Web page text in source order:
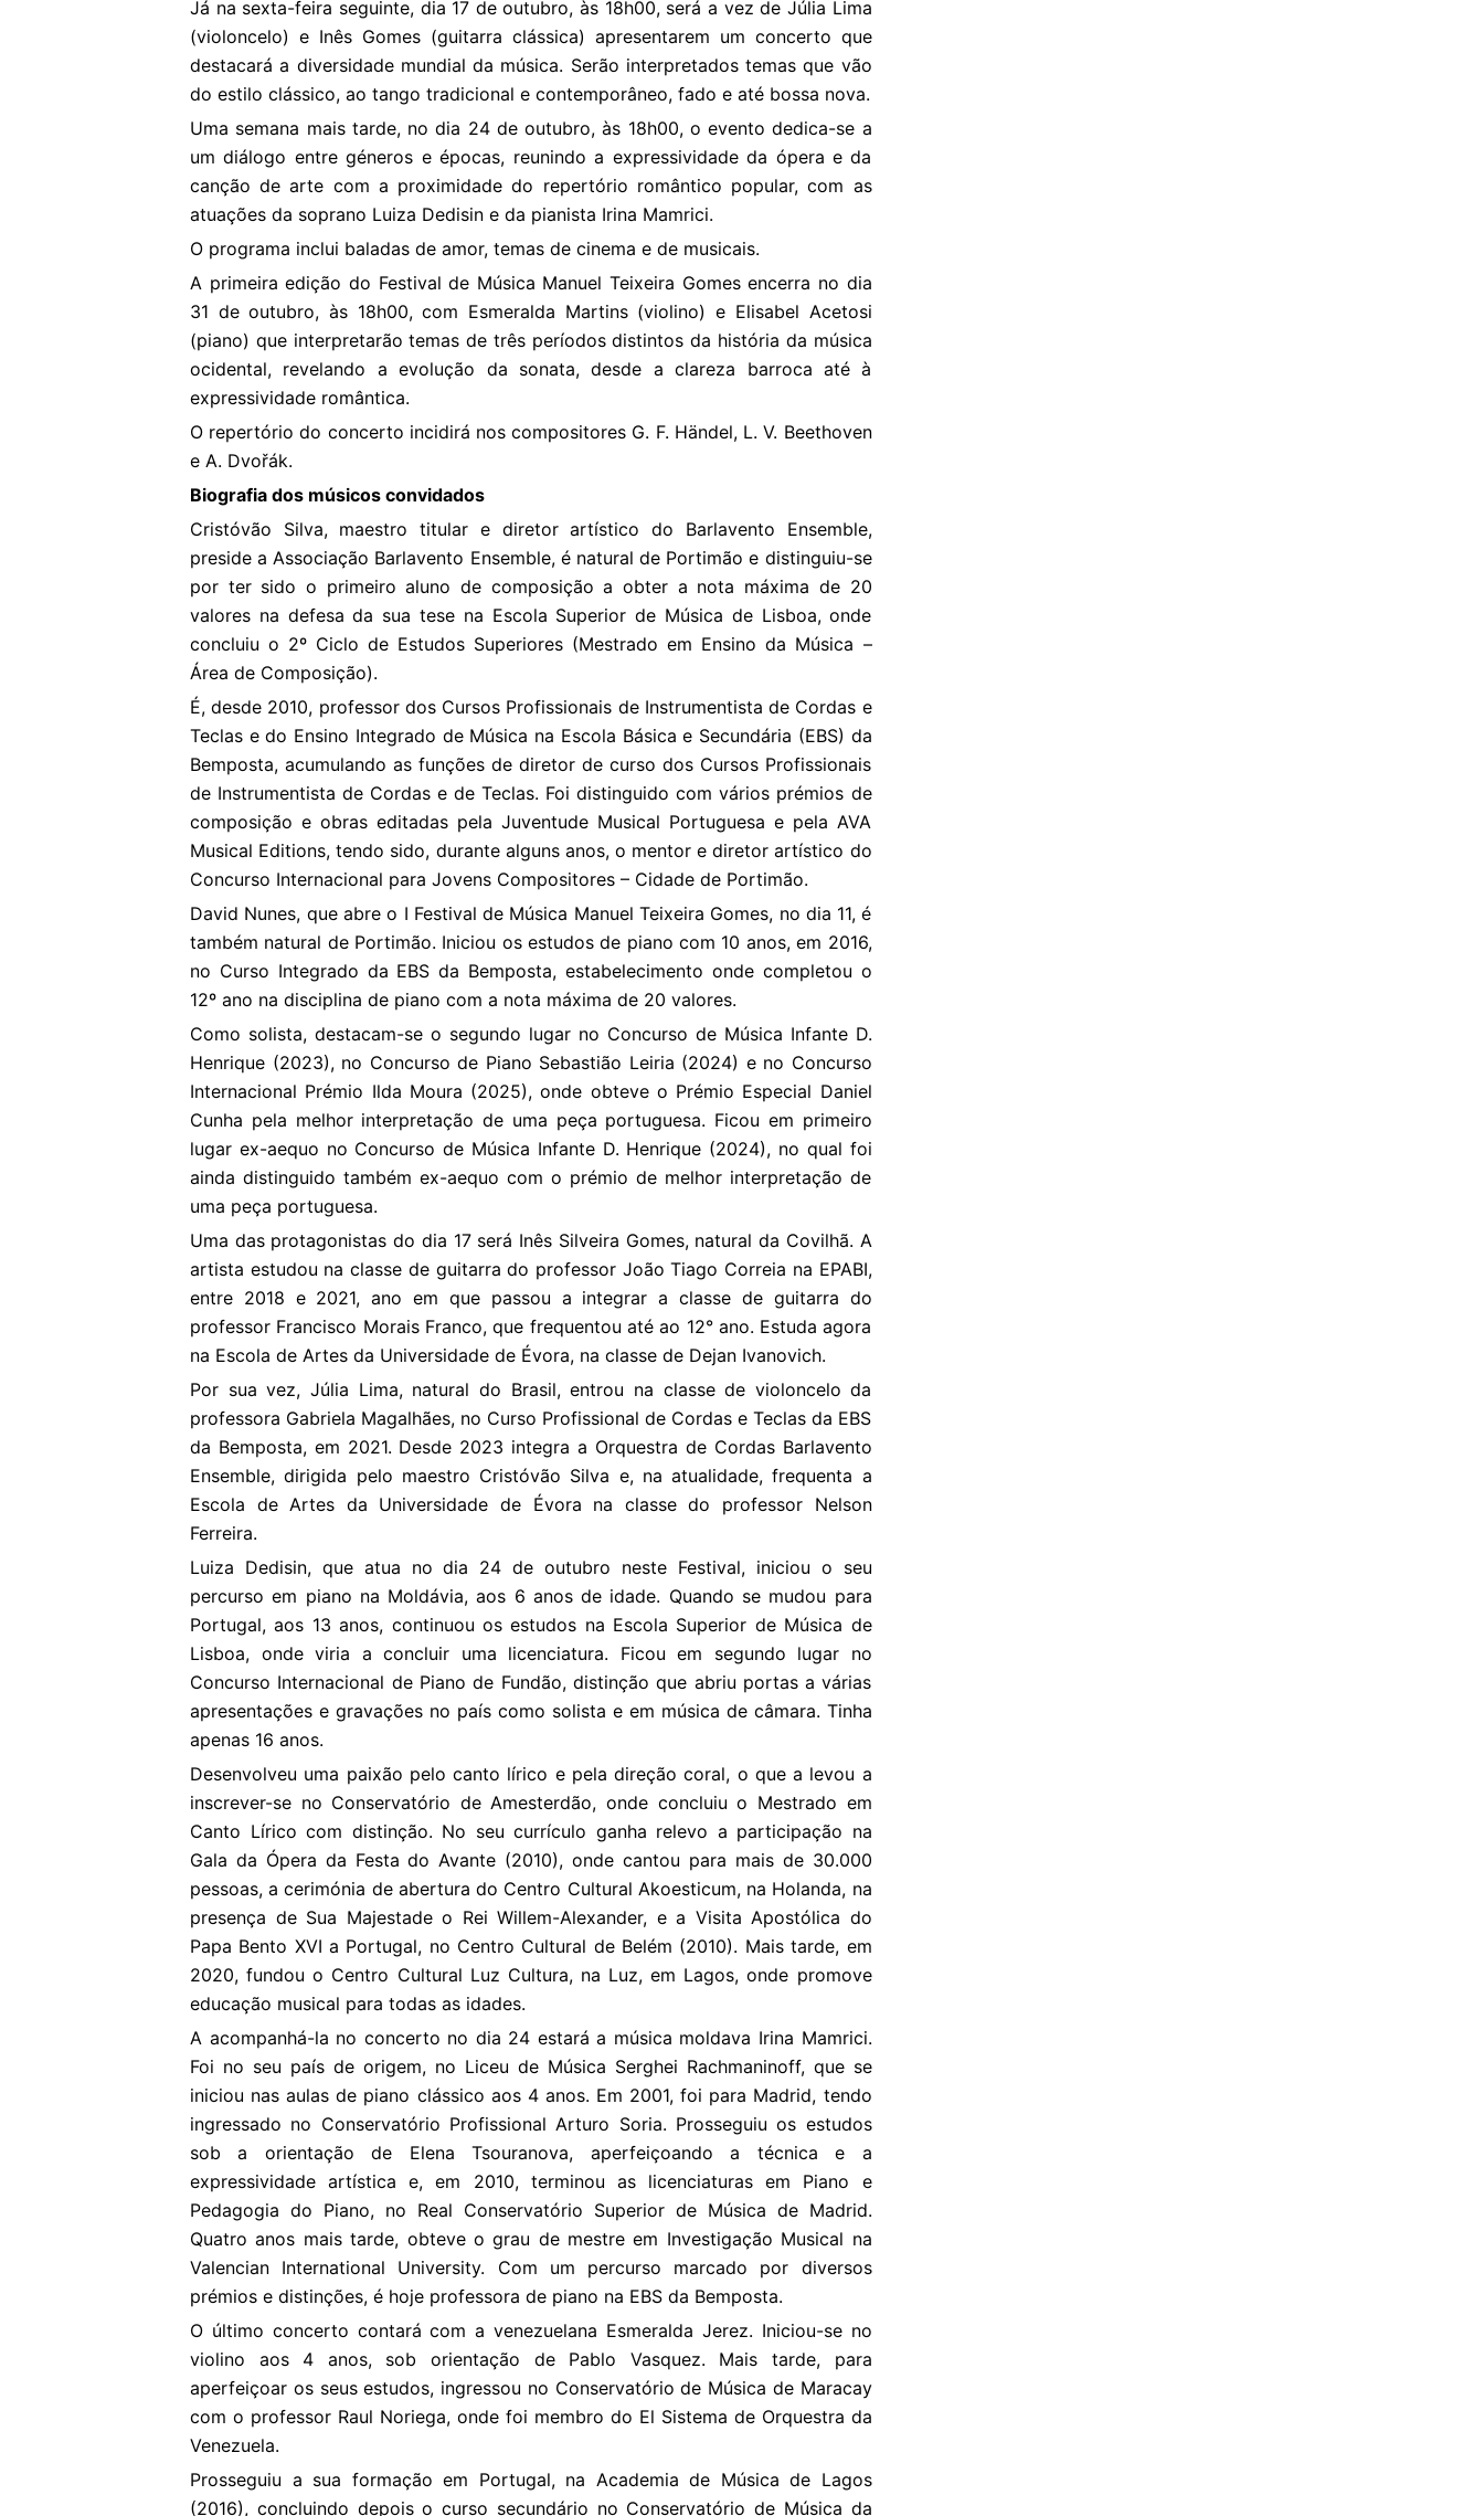
Já na sexta-feira seguinte, dia 17 de outubro, às 18h00, será a vez de Júlia Lima
(violoncelo) e Inês Gomes (guitarra clássica) apresentarem um concerto que
destacará a diversidade mundial da música. Serão interpretados temas que vão
do estilo clássico, ao tango tradicional e contemporâneo, fado e até bossa nova.
Uma semana mais tarde, no dia 24 de outubro, às 18h00, o evento dedica-se a
um diálogo entre géneros e épocas, reunindo a expressividade da ópera e da
canção de arte com a proximidade do repertório romântico popular, com as
atuações da soprano Luiza Dedisin e da pianista Irina Mamrici.
O programa inclui baladas de amor, temas de cinema e de musicais.
A primeira edição do Festival de Música Manuel Teixeira Gomes encerra no dia
31 de outubro, às 18h00, com Esmeralda Martins (violino) e Elisabel Acetosi
(piano) que interpretarão temas de três períodos distintos da história da música
ocidental, revelando a evolução da sonata, desde a clareza barroca até à
expressividade romântica.
O repertório do concerto incidirá nos compositores G. F. Händel, L. V. Beethoven
e A. Dvořák.
Biografia dos músicos convidados
Cristóvão Silva, maestro titular e diretor artístico do Barlavento Ensemble,
preside a Associação Barlavento Ensemble, é natural de Portimão e distinguiu-se
por ter sido o primeiro aluno de composição a obter a nota máxima de 20
valores na defesa da sua tese na Escola Superior de Música de Lisboa, onde
concluiu o 2º Ciclo de Estudos Superiores (Mestrado em Ensino da Música –
Área de Composição).
É, desde 2010, professor dos Cursos Profissionais de Instrumentista de Cordas e
Teclas e do Ensino Integrado de Música na Escola Básica e Secundária (EBS) da
Bemposta, acumulando as funções de diretor de curso dos Cursos Profissionais
de Instrumentista de Cordas e de Teclas. Foi distinguido com vários prémios de
composição e obras editadas pela Juventude Musical Portuguesa e pela AVA
Musical Editions, tendo sido, durante alguns anos, o mentor e diretor artístico do
Concurso Internacional para Jovens Compositores – Cidade de Portimão.
David Nunes, que abre o I Festival de Música Manuel Teixeira Gomes, no dia 11, é
também natural de Portimão. Iniciou os estudos de piano com 10 anos, em 2016,
no Curso Integrado da EBS da Bemposta, estabelecimento onde completou o
12º ano na disciplina de piano com a nota máxima de 20 valores.
Como solista, destacam-se o segundo lugar no Concurso de Música Infante D.
Henrique (2023), no Concurso de Piano Sebastião Leiria (2024) e no Concurso
Internacional Prémio Ilda Moura (2025), onde obteve o Prémio Especial Daniel
Cunha pela melhor interpretação de uma peça portuguesa. Ficou em primeiro
lugar ex-aequo no Concurso de Música Infante D. Henrique (2024), no qual foi
ainda distinguido também ex-aequo com o prémio de melhor interpretação de
uma peça portuguesa.
Uma das protagonistas do dia 17 será Inês Silveira Gomes, natural da Covilhã. A
artista estudou na classe de guitarra do professor João Tiago Correia na EPABI,
entre 2018 e 2021, ano em que passou a integrar a classe de guitarra do
professor Francisco Morais Franco, que frequentou até ao 12° ano. Estuda agora
na Escola de Artes da Universidade de Évora, na classe de Dejan Ivanovich.
Por sua vez, Júlia Lima, natural do Brasil, entrou na classe de violoncelo da
professora Gabriela Magalhães, no Curso Profissional de Cordas e Teclas da EBS
da Bemposta, em 2021. Desde 2023 integra a Orquestra de Cordas Barlavento
Ensemble, dirigida pelo maestro Cristóvão Silva e, na atualidade, frequenta a
Escola de Artes da Universidade de Évora na classe do professor Nelson
Ferreira.
Luiza Dedisin, que atua no dia 24 de outubro neste Festival, iniciou o seu
percurso em piano na Moldávia, aos 6 anos de idade. Quando se mudou para
Portugal, aos 13 anos, continuou os estudos na Escola Superior de Música de
Lisboa, onde viria a concluir uma licenciatura. Ficou em segundo lugar no
Concurso Internacional de Piano de Fundão, distinção que abriu portas a várias
apresentações e gravações no país como solista e em música de câmara. Tinha
apenas 16 anos.
Desenvolveu uma paixão pelo canto lírico e pela direção coral, o que a levou a
inscrever-se no Conservatório de Amesterdão, onde concluiu o Mestrado em
Canto Lírico com distinção. No seu currículo ganha relevo a participação na
Gala da Ópera da Festa do Avante (2010), onde cantou para mais de 30.000
pessoas, a cerimónia de abertura do Centro Cultural Akoesticum, na Holanda, na
presença de Sua Majestade o Rei Willem-Alexander, e a Visita Apostólica do
Papa Bento XVI a Portugal, no Centro Cultural de Belém (2010). Mais tarde, em
2020, fundou o Centro Cultural Luz Cultura, na Luz, em Lagos, onde promove
educação musical para todas as idades.
A acompanhá-la no concerto no dia 24 estará a música moldava Irina Mamrici.
Foi no seu país de origem, no Liceu de Música Serghei Rachmaninoff, que se
iniciou nas aulas de piano clássico aos 4 anos. Em 2001, foi para Madrid, tendo
ingressado no Conservatório Profissional Arturo Soria. Prosseguiu os estudos
sob a orientação de Elena Tsouranova, aperfeiçoando a técnica e a
expressividade artística e, em 2010, terminou as licenciaturas em Piano e
Pedagogia do Piano, no Real Conservatório Superior de Música de Madrid.
Quatro anos mais tarde, obteve o grau de mestre em Investigação Musical na
Valencian International University. Com um percurso marcado por diversos
prémios e distinções, é hoje professora de piano na EBS da Bemposta.
O último concerto contará com a venezuelana Esmeralda Jerez. Iniciou-se no
violino aos 4 anos, sob orientação de Pablo Vasquez. Mais tarde, para
aperfeiçoar os seus estudos, ingressou no Conservatório de Música de Maracay
com o professor Raul Noriega, onde foi membro do El Sistema de Orquestra da
Venezuela.
Prosseguiu a sua formação em Portugal, na Academia de Música de Lagos
(2016), concluindo depois o curso secundário no Conservatório de Música da